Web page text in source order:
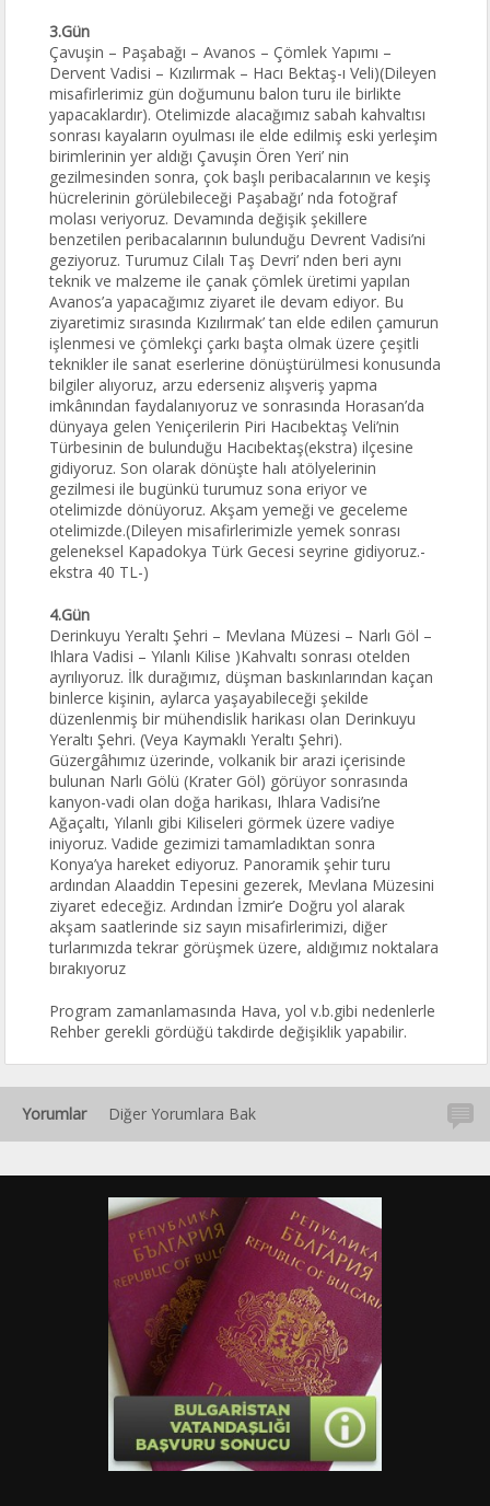
3.Gün
Çavuşin – Paşabağı – Avanos – Çömlek Yapımı –
Dervent Vadisi – Kızılırmak – Hacı Bektaş-ı Veli)(Dileyen
misafirlerimiz gün doğumunu balon turu ile birlikte
yapacaklardır). Otelimizde alacağımız sabah kahvaltısı
sonrası kayaların oyulması ile elde edilmiş eski yerleşim
birimlerinin yer aldığı Çavuşin Ören Yeri’ nin
gezilmesinden sonra, çok başlı peribacalarının ve keşiş
hücrelerinin görülebileceği Paşabağı’ nda fotoğraf
molası veriyoruz. Devamında değişik şekillere
benzetilen peribacalarının bulunduğu Devrent Vadisi’ni
geziyoruz. Turumuz Cilalı Taş Devri’ nden beri aynı
teknik ve malzeme ile çanak çömlek üretimi yapılan
Avanos’a yapacağımız ziyaret ile devam ediyor. Bu
ziyaretimiz sırasında Kızılırmak’ tan elde edilen çamurun
işlenmesi ve çömlekçi çarkı başta olmak üzere çeşitli
teknikler ile sanat eserlerine dönüştürülmesi konusunda
bilgiler alıyoruz, arzu ederseniz alışveriş yapma
imkânından faydalanıyoruz ve sonrasında Horasan’da
dünyaya gelen Yeniçerilerin Piri Hacıbektaş Veli’nin
Türbesinin de bulunduğu Hacıbektaş(ekstra) ilçesine
gidiyoruz. Son olarak dönüşte halı atölyelerinin
gezilmesi ile bugünkü turumuz sona eriyor ve
otelimizde dönüyoruz. Akşam yemeği ve geceleme
otelimizde.(Dileyen misafirlerimizle yemek sonrası
geleneksel Kapadokya Türk Gecesi seyrine gidiyoruz.-
ekstra 40 TL-)
4.Gün
Derinkuyu Yeraltı Şehri – Mevlana Müzesi – Narlı Göl –
Ihlara Vadisi – Yılanlı Kilise )Kahvaltı sonrası otelden
ayrılıyoruz. İlk durağımız, düşman baskınlarından kaçan
binlerce kişinin, aylarca yaşayabileceği şekilde
düzenlenmiş bir mühendislik harikası olan Derinkuyu
Yeraltı Şehri. (Veya Kaymaklı Yeraltı Şehri).
Güzergâhımız üzerinde, volkanik bir arazi içerisinde
bulunan Narlı Gölü (Krater Göl) görüyor sonrasında
kanyon-vadi olan doğa harikası, Ihlara Vadisi’ne
Ağaçaltı, Yılanlı gibi Kiliseleri görmek üzere vadiye
iniyoruz. Vadide gezimizi tamamladıktan sonra
Konya’ya hareket ediyoruz. Panoramik şehir turu
ardından Alaaddin Tepesini gezerek, Mevlana Müzesini
ziyaret edeceğiz. Ardından İzmir’e Doğru yol alarak
akşam saatlerinde siz sayın misafirlerimizi, diğer
turlarımızda tekrar görüşmek üzere, aldığımız noktalara
bırakıyoruz
Program zamanlamasında Hava, yol v.b.gibi nedenlerle
Rehber gerekli gördüğü takdirde değişiklik yapabilir.
Yorumlar Diğer Yorumlara Bak